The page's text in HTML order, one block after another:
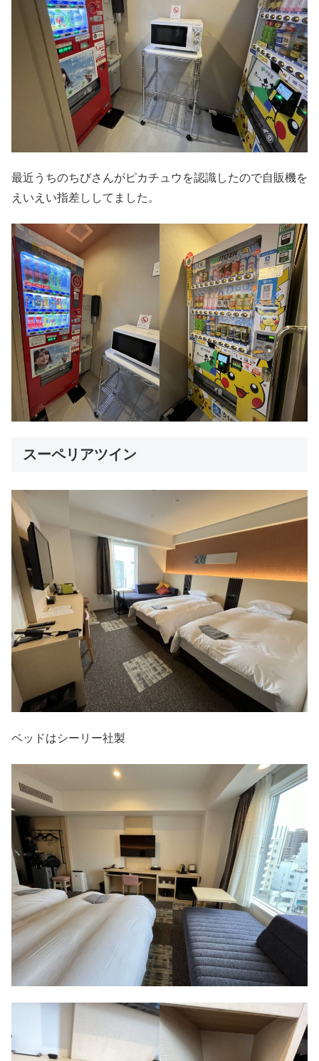
最近うちのちびさんがピカチュウを認識したので自販機を
えいえい指差ししてました。
スーペリアツイン
ベッドはシーリー社製